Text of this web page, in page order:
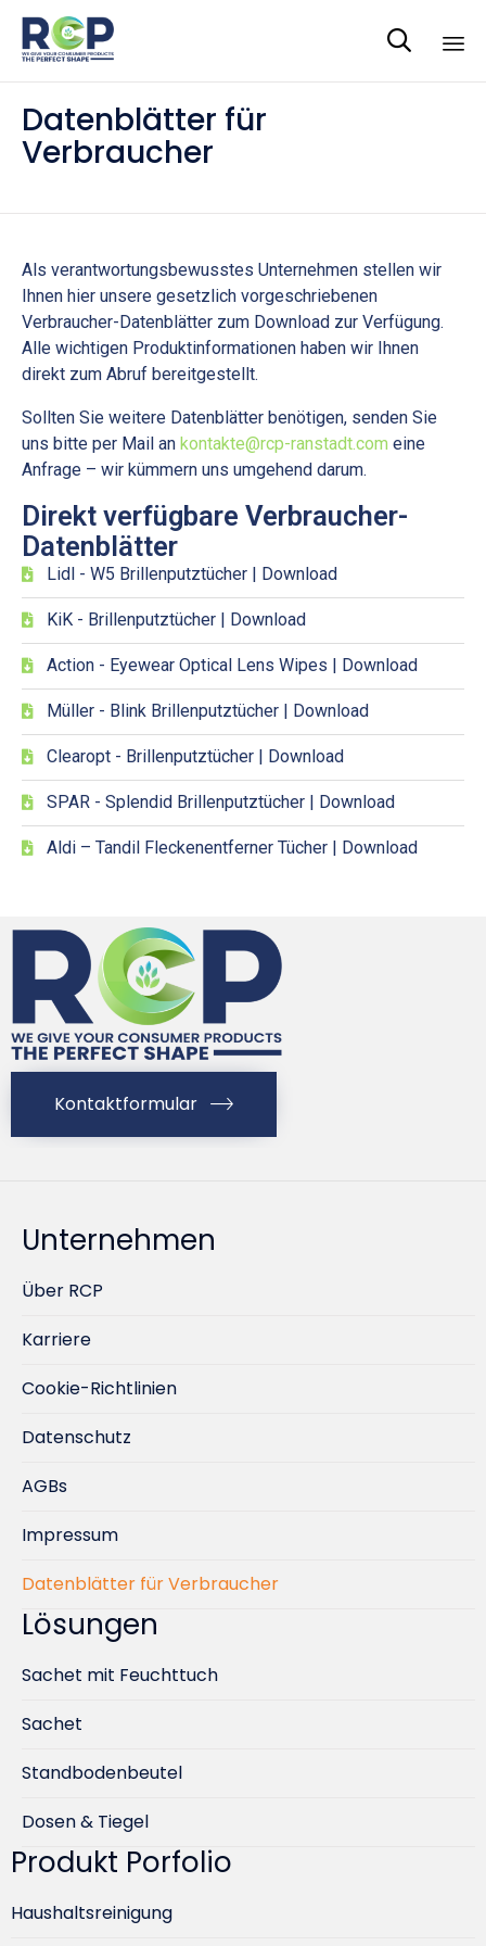

Datenblätter für
Verbraucher
Als verantwortungsbewusstes Unternehmen stellen wir
Ihnen hier unsere gesetzlich vorgeschriebenen
Verbraucher-Datenblätter zum Download zur Verfügung.
Alle wichtigen Produktinformationen haben wir Ihnen
direkt zum Abruf bereitgestellt.
Sollten Sie weitere Datenblätter benötigen, senden Sie
uns bitte per Mail an kontakte@rcp-ranstadt.com eine
Anfrage – wir kümmern uns umgehend darum.
Direkt verfügbare Verbraucher-
Datenblätter
Lidl - W5 Brillenputztücher | Download
KiK - Brillenputztücher | Download
Action - Eyewear Optical Lens Wipes | Download
Müller - Blink Brillenputztücher | Download
Clearopt - Brillenputztücher | Download
SPAR - Splendid Brillenputztücher | Download
Aldi – Tandil Fleckenentferner Tücher | Download
Kontaktformular
Unternehmen
Über RCP
Karriere
Cookie-Richtlinien
Datenschutz
AGBs
Impressum
Datenblätter für Verbraucher
Lösungen
Sachet mit Feuchttuch
Sachet
Standbodenbeutel
Dosen & Tiegel
Produkt Porfolio
Haushaltsreinigung